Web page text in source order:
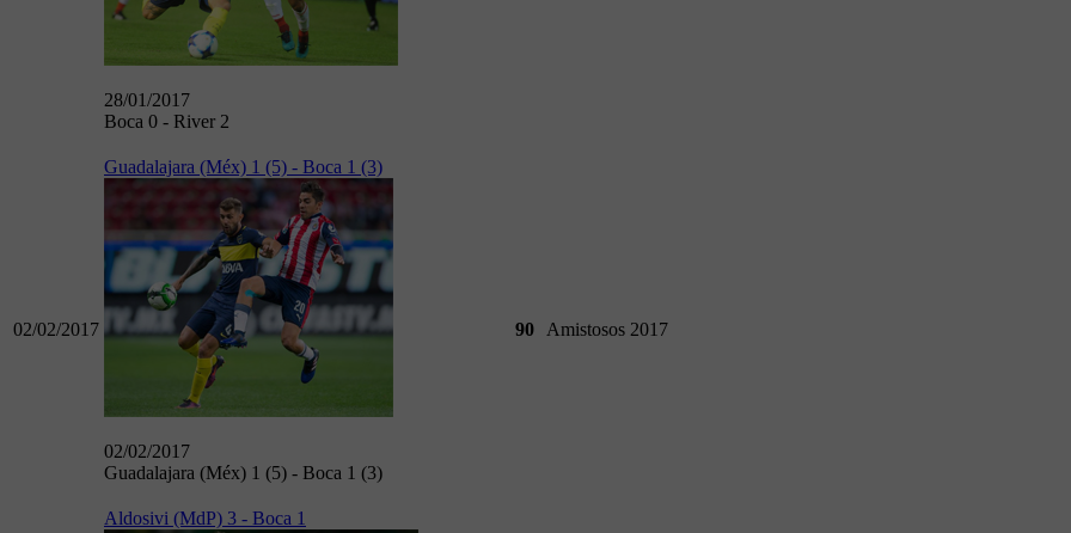
28/01/2017
Boca 0 - River 2
02/02/2017
Guadalajara (Méx) 1 (5) - Boca 1 (3)
02/02/2017
Guadalajara (Méx) 1 (5) - Boca 1 (3)
90 Amistosos 2017
Aldosivi (MdP) 3 - Boca 1